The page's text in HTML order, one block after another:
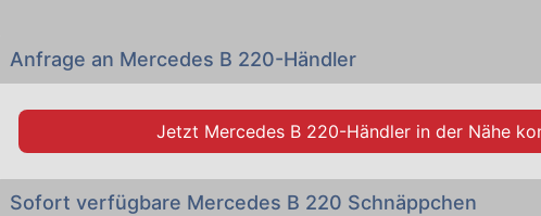
Autokauf leicht gemacht: Preise, technische Daten,
Auto kaufen!
Hier finden Sie die Preisliste und die Datenblätter sämtlicher
, die momentan im Oktober 2022 in Österreich
Stöbern Sie auch in unserem Angebot an günstigen
Gebrauchtwagen.
Anfrage an Mercedes B 220-Händler
Jetzt Mercedes B 220-Händler in der Nähe
Sofort verfügbare Mercedes B 220 Schnäppchen